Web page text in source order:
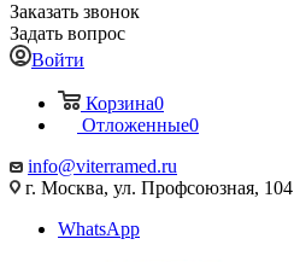
Заказать звонок
Задать вопрос
Войти
Корзина0
Отложенные0
info@viterramed.ru
г. Москва, ул. Профсоюзная, 104
WhatsApp